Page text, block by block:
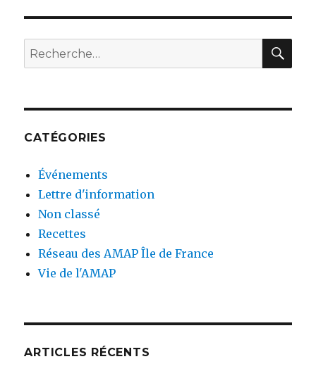
articles
ANT
E
Recherche
pour
CATÉGORIES
Événements
Lettre d'information
Non classé
Recettes
Réseau des AMAP Île de France
Vie de l'AMAP
ARTICLES RÉCENTS